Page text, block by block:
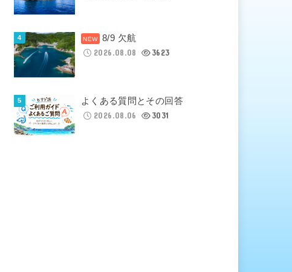
8/9 欠航
2026.08.08
3623
よくある質問とその回答
2026.08.06
3031